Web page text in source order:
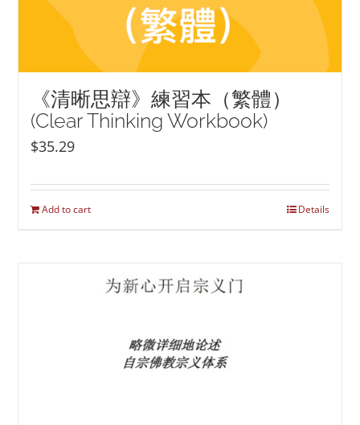
《清晰思辯》練習本（繁體）
(Clear Thinking Workbook)
$35.29
Add to cart Details